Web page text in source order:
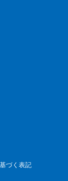
づく表記